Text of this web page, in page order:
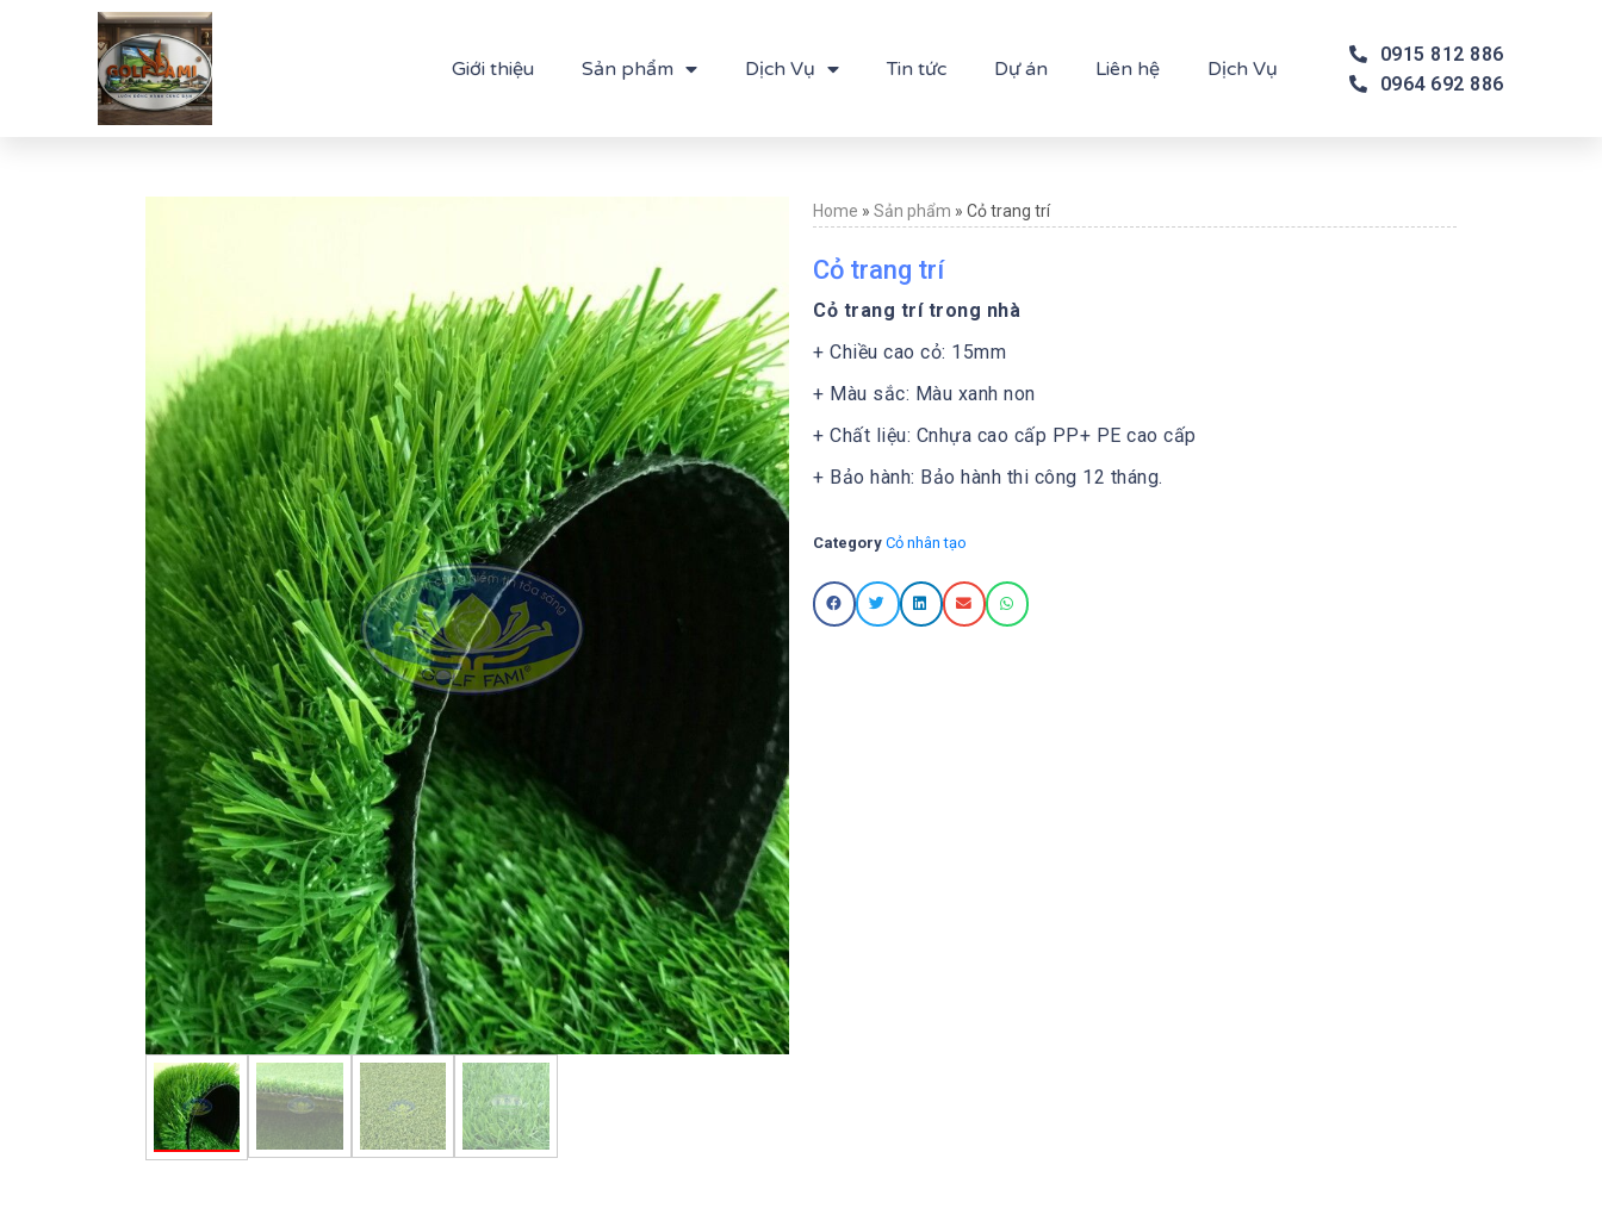
Giới thiệu Sản phẩm Dịch Vụ Tin tức Dự án Liên hệ Dịch Vụ
0915 812 886
0964 692 886
Home » Sản phẩm » Cỏ trang trí
Cỏ trang trí
Cỏ trang trí trong nhà
+ Chiều cao cỏ: 15mm
+ Màu sắc: Màu xanh non
+ Chất liệu: Cnhựa cao cấp PP+ PE cao cấp
+ Bảo hành: Bảo hành thi công 12 tháng.
Category Cỏ nhân tạo